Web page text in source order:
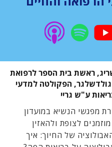
ראשת בית הספר לרפואת
הפקולטה למדעי
ע"ש גריי
מפגשי הנשיא במועדון
לצופת ולהאזין
של החיוך: איך